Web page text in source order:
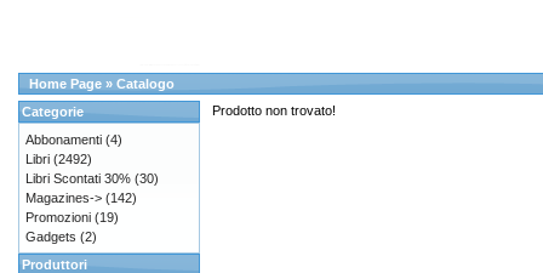
Home Page » Catalogo
Prodotto non trovato!
Categorie
Abbonamenti (4)
Libri (2492)
Libri Scontati 30% (30)
Magazines-> (142)
Promozioni (19)
Gadgets (2)
Produttori